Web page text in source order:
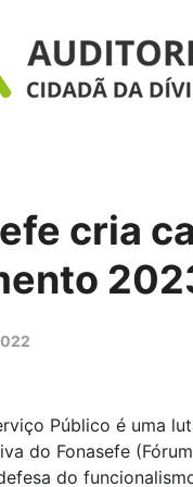
cria
Público é uma
do Fonasefe (
do